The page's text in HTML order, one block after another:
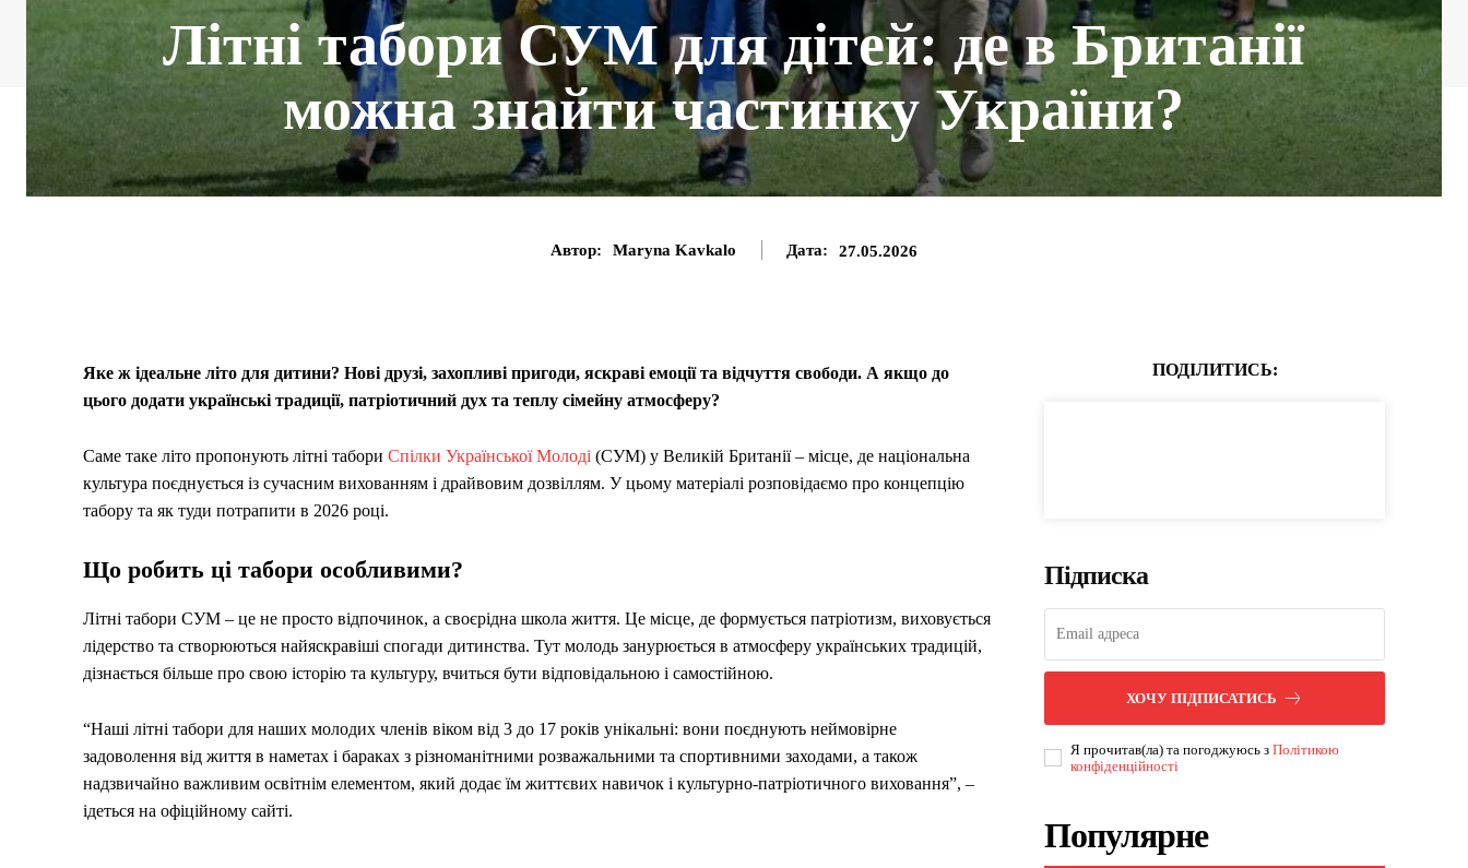
Літні табори СУМ для дітей: де в Британії
можна знайти частинку України?
Автор: Maryna Kavkalo Дата: 27.05.2026
Яке ж ідеальне літо для дитини? Нові друзі, захопливі пригоди, яскраві емоції та відчуття свободи. А якщо до
цього додати українські традиції, патріотичний дух та теплу сімейну атмосферу?
Саме таке літо пропонують літні табори Спілки Української Молоді (СУМ) у Великій Британії – місце, де національна
культура поєднується із сучасним вихованням і драйвовим дозвіллям. У цьому матеріалі розповідаємо про концепцію
табору та як туди потрапити в 2026 році.
Що робить ці табори особливими?
Літні табори СУМ – це не просто відпочинок, а своєрідна школа життя. Це місце, де формується патріотизм, виховується
лідерство та створюються найяскравіші спогади дитинства. Тут молодь занурюється в атмосферу українських традицій,
дізнається більше про свою історію та культуру, вчиться бути відповідальною і самостійною.
“Наші літні табори для наших молодих членів віком від 3 до 17 років унікальні: вони поєднують неймовірне
задоволення від життя в наметах і бараках з різноманітними розважальними та спортивними заходами, а також
надзвичайно важливим освітнім елементом, який додає їм життєвих навичок і культурно-патріотичного виховання”, –
ідеться на офіційному сайті.
ПОДІЛИТИСЬ:
Підписка
ХОЧУ ПІДПИСАТИСЬ
Я прочитав(ла) та погоджуюсь зПолітикою
конфіденційності
Популярне